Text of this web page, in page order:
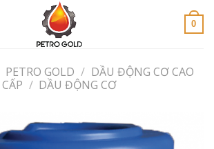
0
PETRO GOLD / DẦU ĐỘNG CƠ CAO
CẤP / DẦU ĐỘNG CƠ